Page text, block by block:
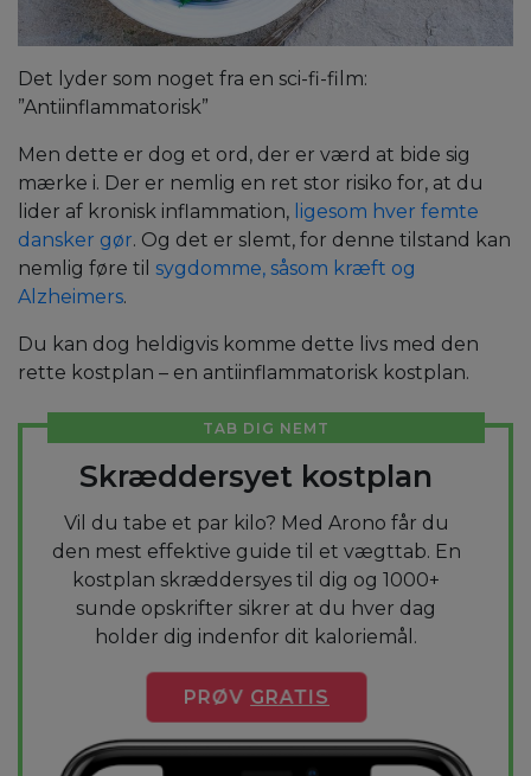
Det lyder som noget fra en sci-fi-film:
”Antiinflammatorisk”
Men dette er dog et ord, der er værd at bide sig
mærke i. Der er nemlig en ret stor risiko for, at du
lider af kronisk inflammation, ligesom hver femte
dansker gør. Og det er slemt, for denne tilstand kan
nemlig føre til sygdomme, såsom kræft og
Alzheimers.
Du kan dog heldigvis komme dette livs med den
rette kostplan – en antiinflammatorisk kostplan.
TAB DIG NEMT
Skræddersyet kostplan
Vil du tabe et par kilo? Med Arono får du
den mest effektive guide til et vægttab. En
kostplan skræddersyes til dig og 1000+
sunde opskrifter sikrer at du hver dag
holder dig indenfor dit kaloriemål.
PRØV GRATIS